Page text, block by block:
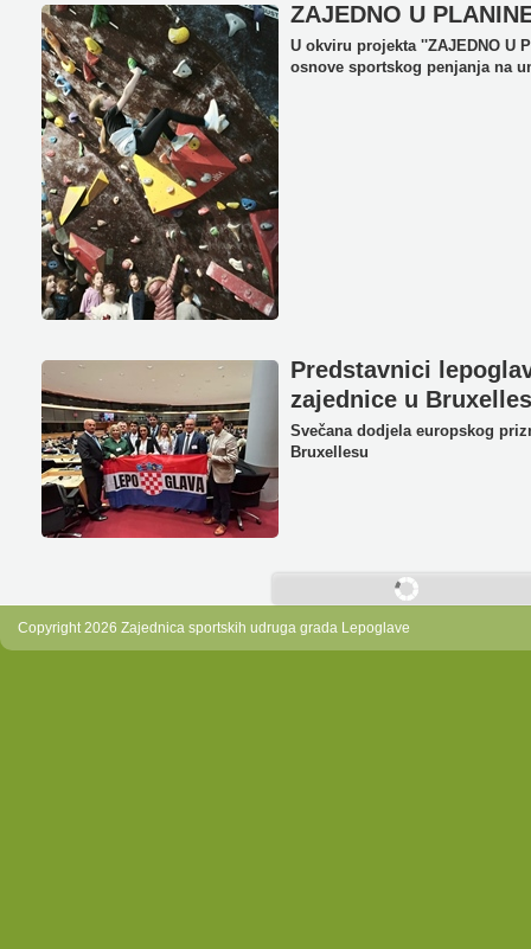
ZAJEDNO U
U okviru projekta ''ZAJEDNO U
osnove sportskog penjanja na
Predstavnici
zajednice u
Svečana dodjela europskog
Bruxellesu
Load next 10 article(s) (86 left)
Copyright 2026 Zajednica sportskih udruga grada Lepoglave